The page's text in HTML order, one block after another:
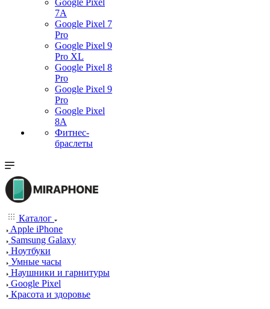
Google Pixel
7А
Google Pixel 7
Pro
Google Pixel 9
Pro XL
Google Pixel 8
Pro
Google Pixel 9
Pro
Google Pixel
8A
Фитнес-
браслеты
Каталог
Apple iPhone
Samsung Galaxy
Ноутбуки
Умные часы
Наушники и гарнитуры
Google Pixel
Красота и здоровье